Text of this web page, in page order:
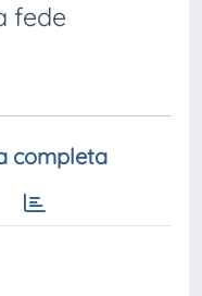
fede
completa